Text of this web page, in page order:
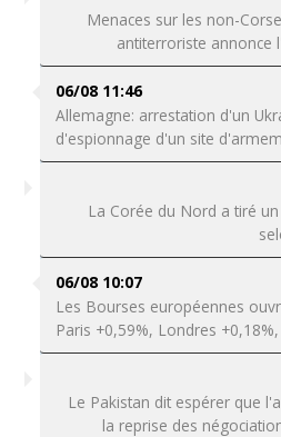
Menaces sur les non-
antiterroriste annonce
06/08 11:46
Allemagne: arrestation d'un
d'espionnage d'un site
La Corée du Nord a tiré
06/08 10:07
Les Bourses européennes
Paris +0,59%, Londres
Le Pakistan dit espérer que
la reprise des